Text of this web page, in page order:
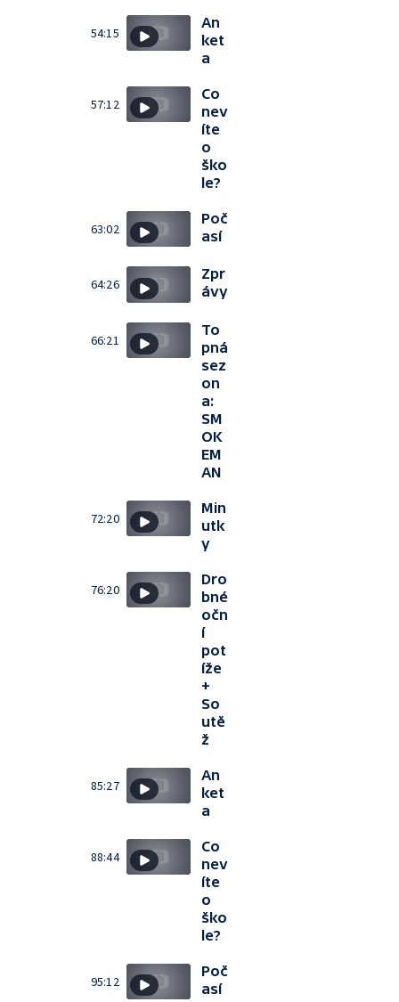
54:15
An
ket
a
57:12
Co
nev
íte
o
ško
le?
63:02
Poč
así
64:26
Zpr
ávy
66:21
To
pná
sez
on
a:
SM
OK
EM
AN
72:20
Min
utk
y
76:20
Dro
bné
očn
í
pot
íže
+
So
utě
ž
85:27
An
ket
a
88:44
Co
nev
íte
o
ško
le?
95:12
Poč
así